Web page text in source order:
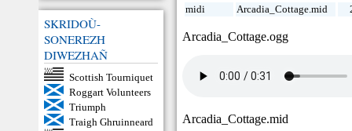
SKRIDOÙ-
SONEREZH
DIWEZHAÑ
Scottish Tourniquet
Roggart Volunteers
Triumph
Traigh Ghruinneard
midi
Arcadia_Cottage.mid
Arcadia_Cottage.ogg
Arcadia_Cottage.mid